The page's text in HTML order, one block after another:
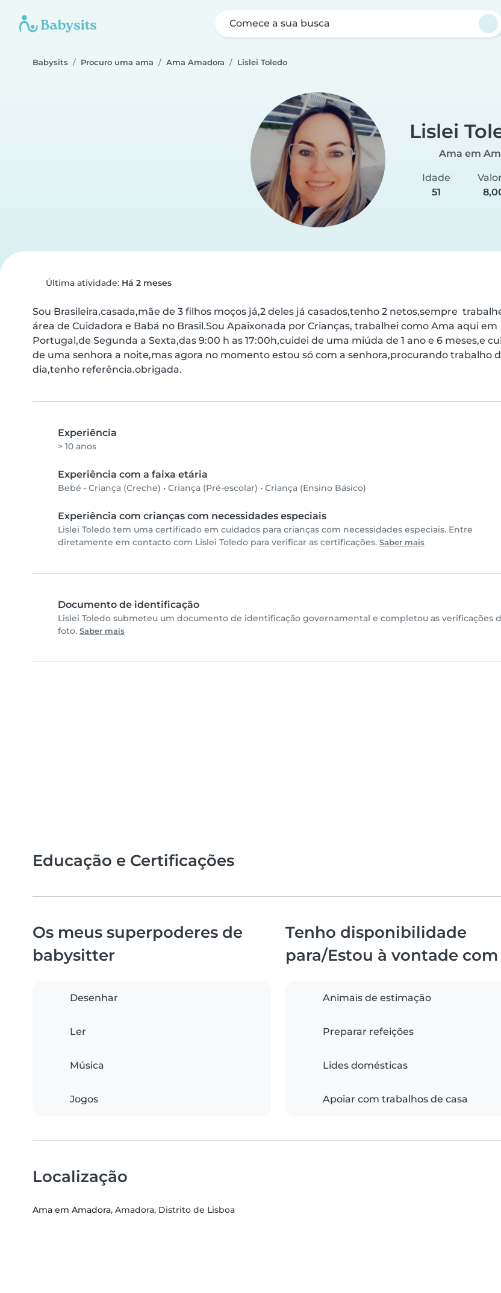
Comece a sua busca
Babysits Procuro uma ama Ama Amadora Lislei Toledo
Lislei
Ama em
Idade
51
Última atividade: Há 2 meses
Sou Brasileira,casada,mãe de 3 filhos moços já,2 deles já casados,tenho 2 netos,sempre
área de Cuidadora e Babá no Brasil.Sou Apaixonada por Crianças, trabalhei como Ama aqui em
Portugal,de Segunda a Sexta,das 9:00 h as 17:00h,cuidei de uma miúda de 1 ano e 6 meses,e
de uma senhora a noite,mas agora no momento estou só com a senhora,procurando trabalho
dia,tenho referência.obrigada.
Experiência
> 10 anos
Experiência com a faixa etária
Bebé • Criança (Creche) • Criança (Pré-escolar) • Criança (Ensino Básico)
Experiência com crianças com necessidades especiais
Lislei Toledo tem uma certificado em cuidados para crianças com necessidades especiais. Entre
diretamente em contacto com Lislei Toledo para verificar as certificações. Saber mais
Documento de identificação
Lislei Toledo submeteu um documento de identificação governamental e completou as verificações
foto. Saber mais
Educação e Certificações
Os meus superpoderes de
babysitter
Desenhar
Ler
Música
Jogos
Tenho disponibilidade
para/Estou à vontade com
Animais de estimação
Preparar refeições
Lides domésticas
Apoiar com trabalhos de casa
Localização
Ama em Amadora, Amadora, Distrito de Lisboa